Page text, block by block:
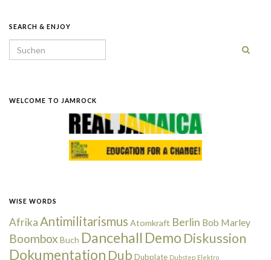
SEARCH & ENJOY
Search for:
WELCOME TO JAMROCK
WISE WORDS
AfrikaAntimilitarismus Atomkraft Berlin Bob Marley
Boombox Buch Dancehall Demo Diskussion
Dokumentation Dub Dubplate Dubstep Elektro